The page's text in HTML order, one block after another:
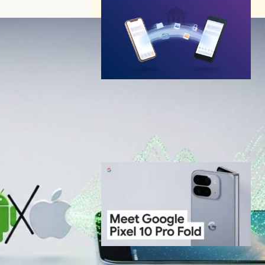
2026年5月15日6:40
Google Pixel 10 Pro Fold発